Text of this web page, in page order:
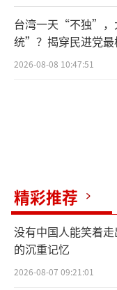
台湾一天“不独”
统”？揭穿民进党最
2026-08-08 10:47:51
精彩推荐
没有中国人能笑着
的沉重记忆
2026-08-07 09:21:01